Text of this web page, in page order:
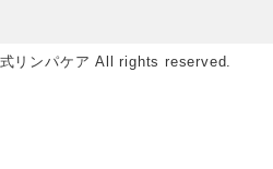
リンパケア All rights reserved.